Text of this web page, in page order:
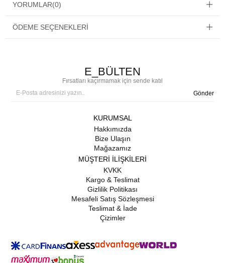
YORUMLAR(0)
ÖDEME SEÇENEKLERI
E_BÜLTEN
Fırsatları kaçırmamak için sende katıl
Gönder
KURUMSAL
Hakkımızda
Bize Ulaşın
Mağazamız
MÜŞTERİ İLİŞKİLERİ
KVKK
Kargo & Teslimat
Gizlilik Politikası
Mesafeli Satış Sözleşmesi
Teslimat & İade
Çizimler